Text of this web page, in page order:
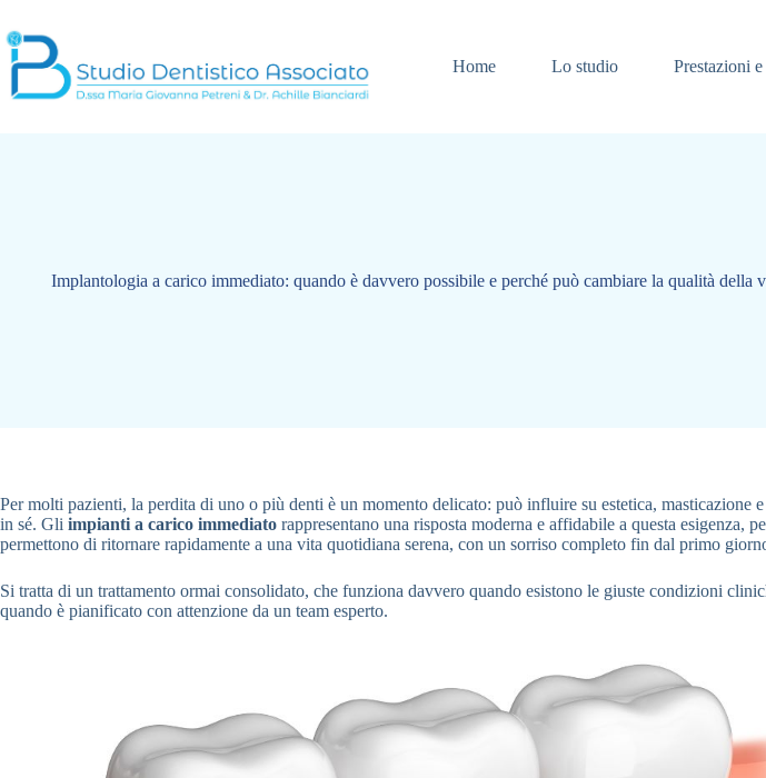
al
contenuto
Home
Lo studio Prestazioni
Implantologia a carico immediato: quando è davvero possibile e perché può cambiare la qualità della
Per molti pazienti, la perdita di uno o più denti è un momento delicato: può influire su estetica, masticazione e
in sé. Gli impianti a carico immediato rappresentano una risposta moderna e affidabile a questa esigenza,
permettono di ritornare rapidamente a una vita quotidiana serena, con un sorriso completo fin dal primo
Si tratta di un trattamento ormai consolidato, che funziona davvero quando esistono le giuste condizioni
quando è pianificato con attenzione da un team esperto.